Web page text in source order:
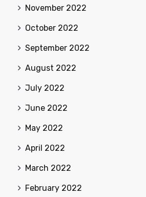
November 2022
October 2022
September 2022
August 2022
July 2022
June 2022
May 2022
April 2022
March 2022
February 2022